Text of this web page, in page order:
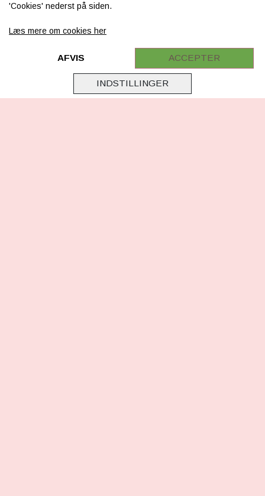
Levering & betaling
FAQ
Virksomhedsoplysninger
'Cookies' nederst på siden.
Læs mere om cookies her
INDSTILLINGER
AFVIS ACCEPTER